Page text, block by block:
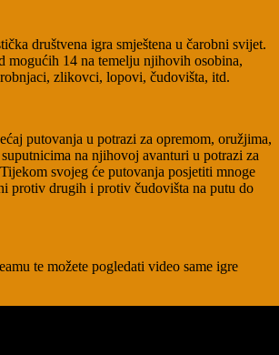
društvena igra smještena u čarobni svijet.
mogućih 14 na temelju njihovih osobina,
zlikovci, lopovi, čudovišta, itd.
putovanja u potrazi za opremom, oružjima,
na njihovoj avanturi u potrazi za
svojeg će putovanja posjetiti mnoge
protiv drugih i protiv čudovišta na putu do
te možete pogledati video same igre